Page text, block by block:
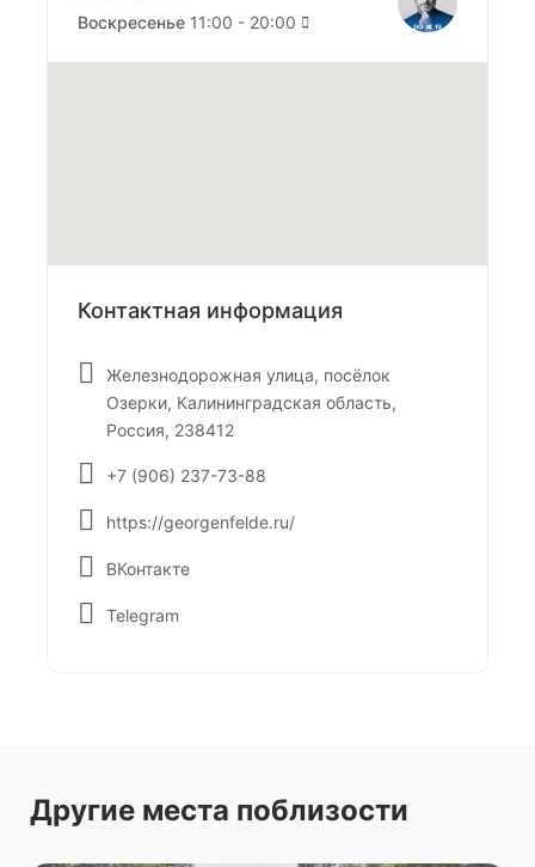
Воскресенье 11:00 - 20:00
Контактная информация
Железнодорожная улица, посёлок
Озерки, Калининградская область,
Россия, 238412
+7 (906) 237-73-88
https://georgenfelde.ru/
ВКонтакте
Telegram
Другие места поблизости